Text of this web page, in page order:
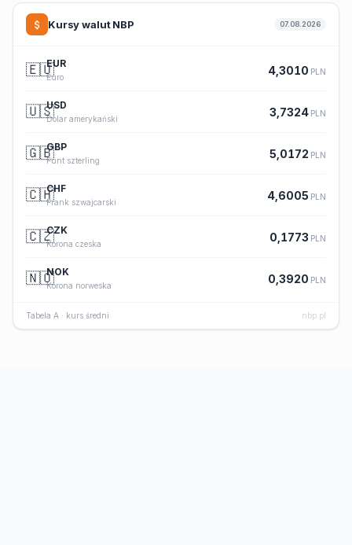
Kursy walut NBP 07.08.2026
🇪🇺EUR
Euro
4,3010 PLN
🇺🇸USD
Dolar amerykański
3,7324 PLN
🇬🇧GBP
Funt szterling
5,0172 PLN
🇨🇭CHF
Frank szwajcarski
4,6005 PLN
🇨🇿CZK
Korona czeska
0,1773 PLN
🇳🇴NOK
Korona norweska
0,3920 PLN
Tabela A · kurs średni nbp.pl